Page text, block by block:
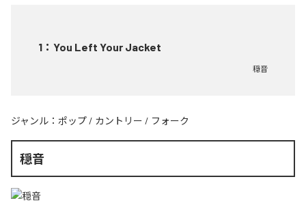
1 ： You Left Your Jacket
穏音
ジャンル： ポップ / カントリー / フォーク
穏音